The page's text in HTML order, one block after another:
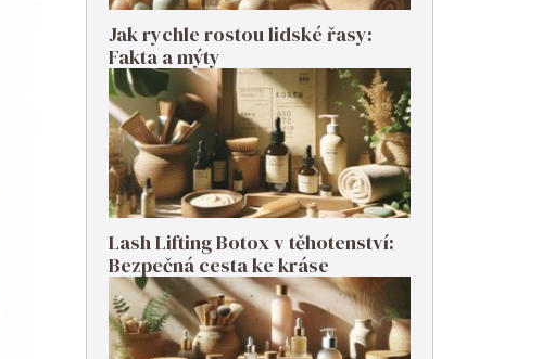
Jak rychle rostou lidské řasy:
Fakta a mýty
Lash Lifting Botox v těhotenství:
Bezpečná cesta ke kráse